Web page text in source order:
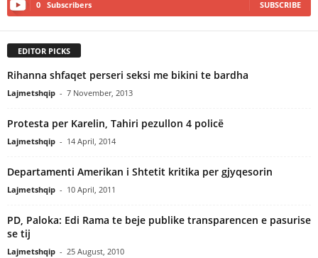
0 Subscribers SUBSCRIBE
EDITOR PICKS
Rihanna shfaqet perseri seksi me bikini te bardha
Lajmetshqip - 7 November, 2013
Protesta per Karelin, Tahiri pezullon 4 policë
Lajmetshqip - 14 April, 2014
Departamenti Amerikan i Shtetit kritika per gjyqesorin
Lajmetshqip - 10 April, 2011
PD, Paloka: Edi Rama te beje publike transparencen e pasurise
se tij
Lajmetshqip - 25 August, 2010